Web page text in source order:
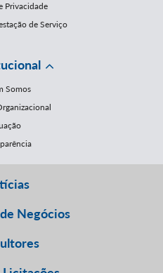
Privacidade
de Serviço
Somos
Negócios